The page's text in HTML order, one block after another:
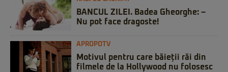
BANCUL ZILEI. Badea Gheorghe: –
Nu pot face dragoste!
APROPOTV
Motivul pentru care băieții răi din
filmele de la Hollywood nu folosesc